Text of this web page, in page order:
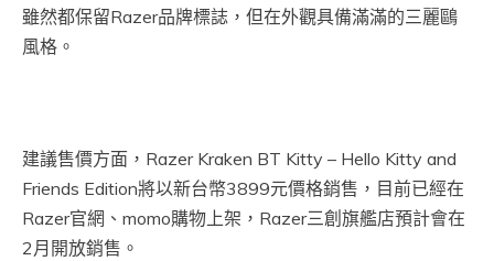
雖然都保留Razer品牌標誌，但在外觀具備滿滿的三麗鷗
風格。
建議售價方面，Razer Kraken BT Kitty – Hello Kitty and
Friends Edition將以新台幣3899元價格銷售，目前已經在
Razer官網、momo購物上架，Razer三創旗艦店預計會在
2月開放銷售。